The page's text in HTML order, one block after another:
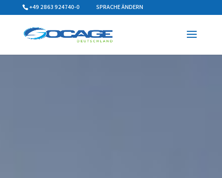
+49 2863 924740-0 SPRACHE ÄNDERN